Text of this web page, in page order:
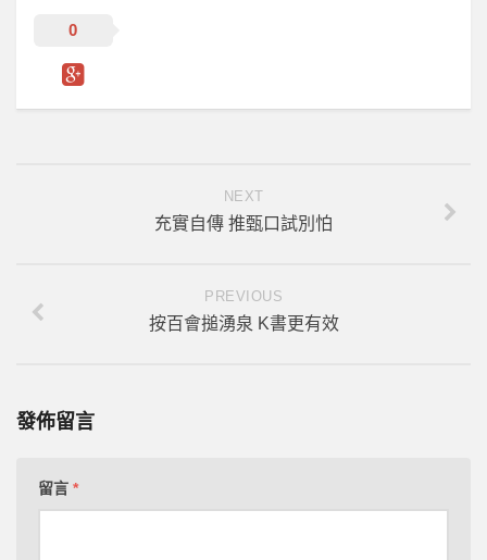
0
NEXT
充實自傳 推甄口試別怕
PREVIOUS
按百會搥湧泉 K書更有效
發佈留言
留言 *